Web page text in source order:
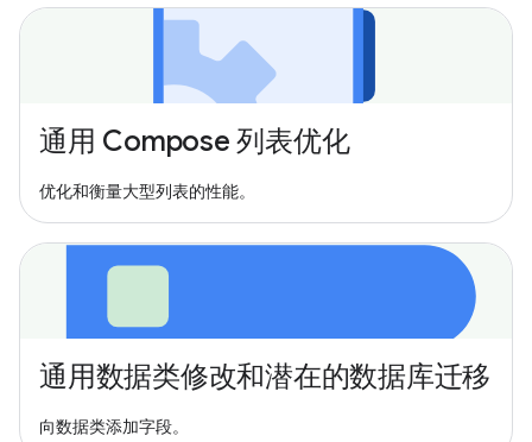
通用 Compose 列表优化
优化和衡量大型列表的性能。
通用数据类修改和潜在的数据库迁移
向数据类添加字段。